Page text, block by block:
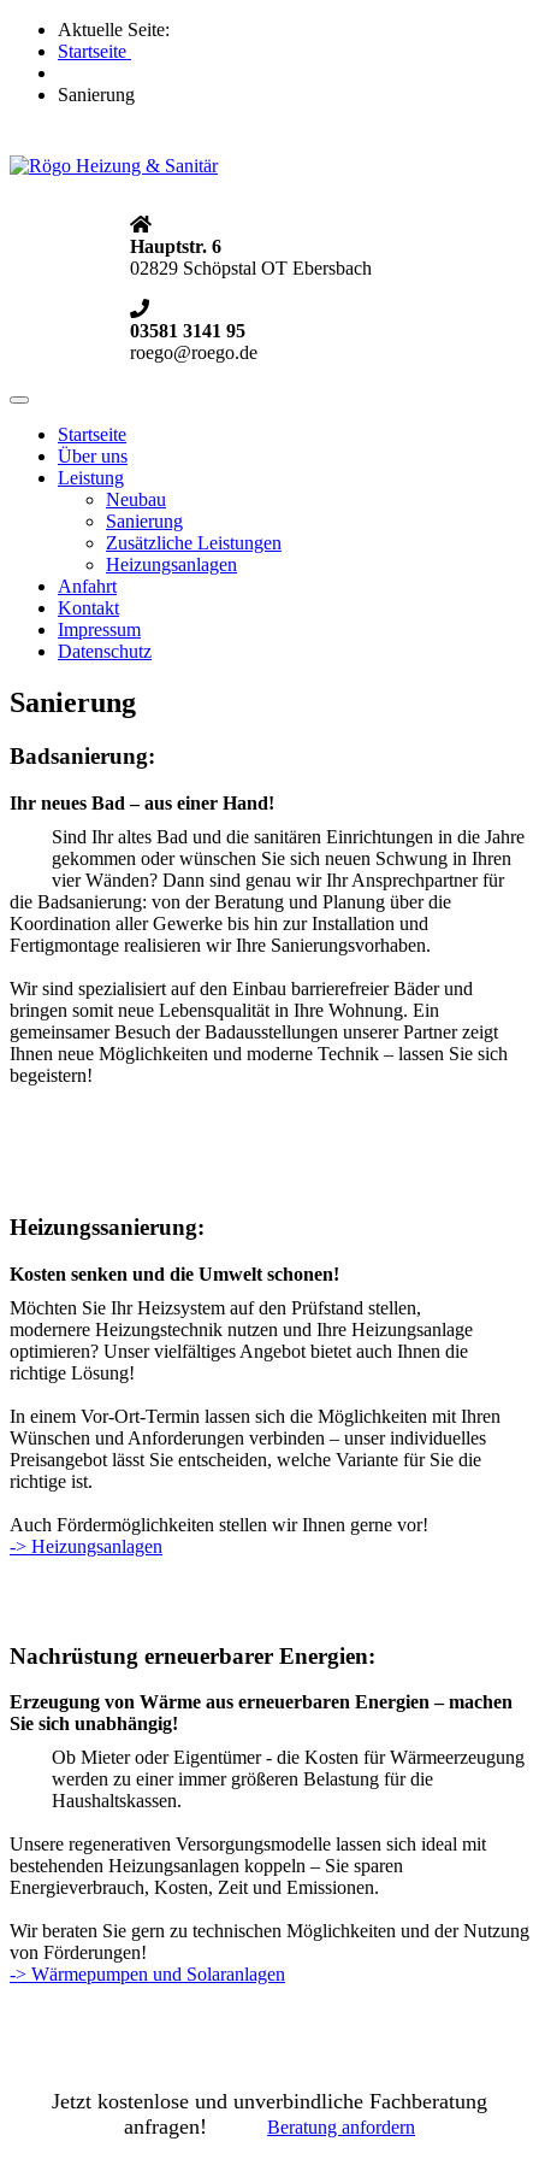
Aktuelle Seite:
Startseite
Sanierung
Hauptstr. 6
02829 Schöpstal OT Ebersbach
03581 3141 95
roego@roego.de
Toggle
navigationStartseite
Über uns
Leistung
Neubau
Sanierung
Zusätzliche Leistungen
Heizungsanlagen
Anfahrt
Kontakt
Impressum
Datenschutz
Sanierung
Badsanierung:
Ihr neues Bad – aus einer Hand!
Sind Ihr altes Bad und die sanitären Einrichtungen in die Jahre
gekommen oder wünschen Sie sich neuen Schwung in Ihren
vier Wänden? Dann sind genau wir Ihr Ansprechpartner für
die Badsanierung: von der Beratung und Planung über die
Koordination aller Gewerke bis hin zur Installation und
Fertigmontage realisieren wir Ihre Sanierungsvorhaben.
Wir sind spezialisiert auf den Einbau barrierefreier Bäder und
bringen somit neue Lebensqualität in Ihre Wohnung. Ein
gemeinsamer Besuch der Badausstellungen unserer Partner zeigt
Ihnen neue Möglichkeiten und moderne Technik – lassen Sie sich
begeistern!
Heizungssanierung:
Kosten senken und die Umwelt schonen!
Möchten Sie Ihr Heizsystem auf den Prüfstand stellen,
modernere Heizungstechnik nutzen und Ihre Heizungsanlage
optimieren? Unser vielfältiges Angebot bietet auch Ihnen die
richtige Lösung!
In einem Vor-Ort-Termin lassen sich die Möglichkeiten mit Ihren
Wünschen und Anforderungen verbinden – unser individuelles
Preisangebot lässt Sie entscheiden, welche Variante für Sie die
richtige ist.
Auch Fördermöglichkeiten stellen wir Ihnen gerne vor!
-> Heizungsanlagen
Nachrüstung erneuerbarer Energien:
Erzeugung von Wärme aus erneuerbaren Energien – machen
Sie sich unabhängig!
Ob Mieter oder Eigentümer - die Kosten für Wärmeerzeugung
werden zu einer immer größeren Belastung für die
Haushaltskassen.
Unsere regenerativen Versorgungsmodelle lassen sich ideal mit
bestehenden Heizungsanlagen koppeln – Sie sparen
Energieverbrauch, Kosten, Zeit und Emissionen.
Wir beraten Sie gern zu technischen Möglichkeiten und der Nutzung
von Förderungen!
-> Wärmepumpen und Solaranlagen
Jetzt kostenlose und unverbindliche Fachberatung
anfragen!
Beratung anfordern